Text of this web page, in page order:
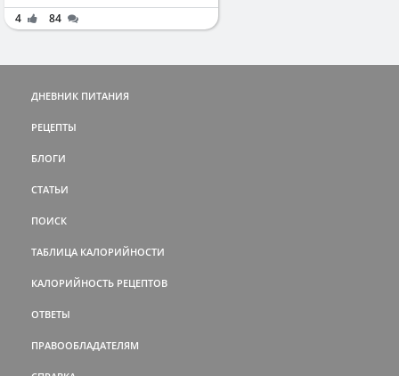
4 84
ДНЕВНИК ПИТАНИЯ
РЕЦЕПТЫ
БЛОГИ
СТАТЬИ
ПОИСК
ТАБЛИЦА КАЛОРИЙНОСТИ
КАЛОРИЙНОСТЬ РЕЦЕПТОВ
ОТВЕТЫ
ПРАВООБЛАДАТЕЛЯМ